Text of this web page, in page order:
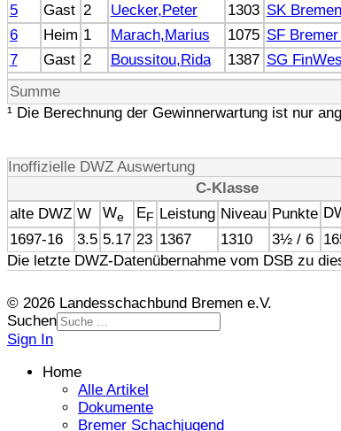
5
Gast 2 Uecker,Peter 1303 SK
6
Heim 1 Marach,Marius 1075 SF
7
Gast 2 Boussitou,Rida 1387 SG
Summe
¹ Die Berechnung der Gewinnerwartung ist nur
Inoffizielle DWZ Auswertung
C-Klasse
alte DWZ W We EF Leistung Niveau Punkte
1697-16
3.5 5.17 23 1367 1310 3½ / 6
Die letzte DWZ-Datenübernahme vom DSB zu
© 2026 Landesschachbund Bremen e.V.
Suchen
Sign In
Home
Alle Artikel
Dokumente
Bremer Schachjugend